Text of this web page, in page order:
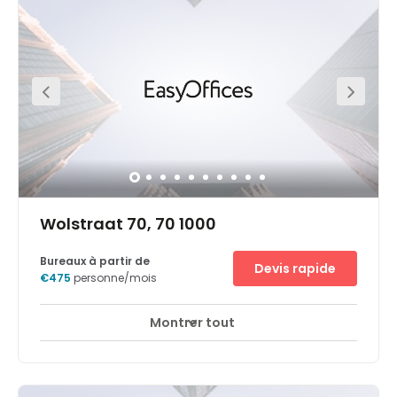
to explore, such as the incredible Parc du Cinquantenaire.
Just 5 minutes from the space, there are several theatres
at which members can keep their clients entertained.
Wolstraat 70, 70 1000
Surveillance CCTV 24 heures sur 24
+ 14 plus
area of the city. It’s situated in the Marollen
Bureaux à partir de
€475 personne/mois
Devis rapide
Montrer tout